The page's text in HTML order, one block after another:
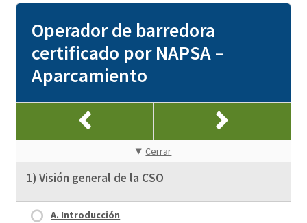
Operador de barredora
certificado por NAPSA –
Aparcamiento
Cerrar
1) Visión general de la CSO
A. Introducción